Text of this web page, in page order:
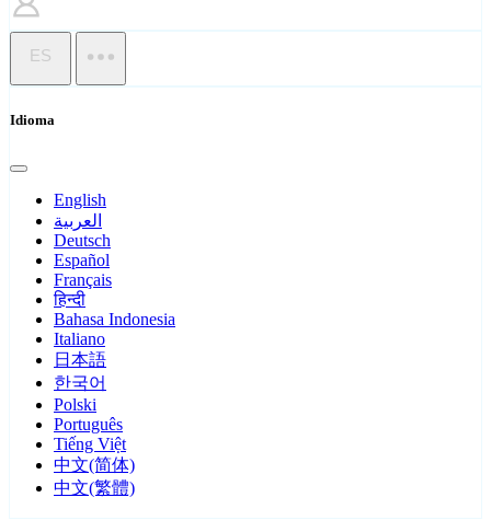
ES
Idioma
English
العربية
Deutsch
Español
Français
हिन्दी
Bahasa Indonesia
Italiano
日本語
한국어
Polski
Português
Tiếng Việt
中文(简体)
中文(繁體)